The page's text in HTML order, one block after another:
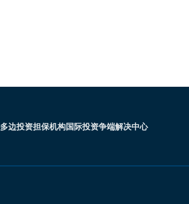
多边投资担保机构国际投资争端解决中心